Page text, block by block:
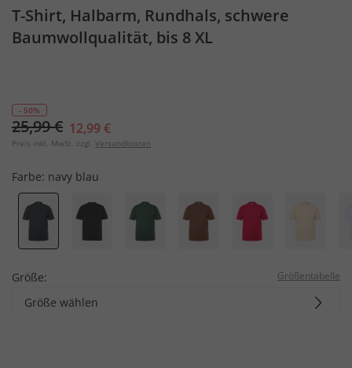
T-Shirt, Halbarm, Rundhals, schwere
Baumwollqualität, bis 8 XL
- 50%
25,99 € 12,99 €
Preis inkl. MwSt. zzgl. Versandkosten
Farbe: navy blau
Größe: Größentabelle
Größe wählen